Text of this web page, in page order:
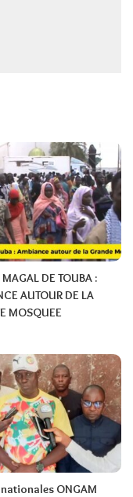
DE TOUBA :
AUTOUR DE LA
MOSQUEE
ONGAM